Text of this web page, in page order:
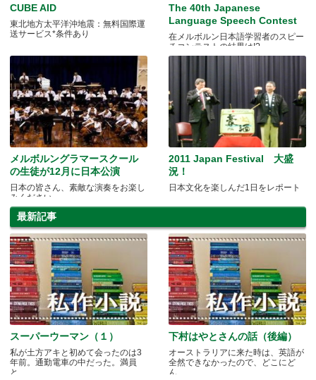
CUBE AID
東北地方太平洋沖地震：無料国際運
送サービス*条件あり
The 40th Japanese
Language Speech Contest
在メルボルン日本語学習者のスピー
チコンテストの結果は!?
メルボルングラマースクール
の生徒が12月に日本公演
日本の皆さん、素敵な演奏をお楽し
みください
2011 Japan Festival 大盛
況！
日本文化を楽しんだ1日をレポート
最新記事
スーパーウーマン（１）
私が土方アキと初めて会ったのは3
年前。通勤電車の中だった。満員
と.....
下村はやとさんの話（後編）
オーストラリアに来た時は、英語が
全然できなかったので、どこにど
ん.....